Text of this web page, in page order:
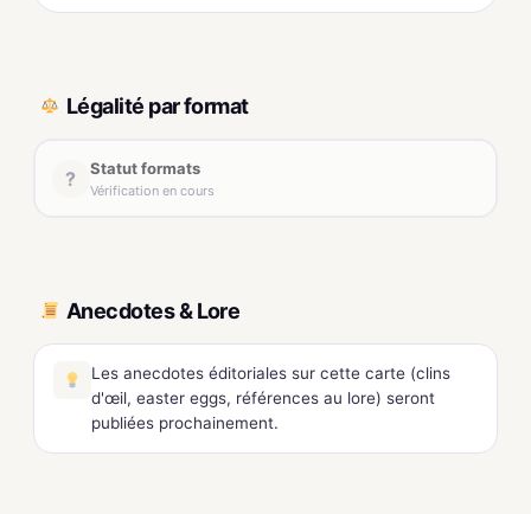
Légalité par format
? Statut formats
Vérification en cours
Anecdotes & Lore
Les anecdotes éditoriales sur cette carte (clins
d'œil, easter eggs, références au lore) seront
publiées prochainement.